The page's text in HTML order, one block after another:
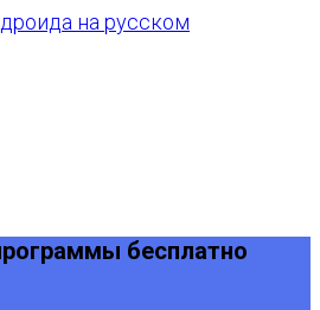
бесплатно